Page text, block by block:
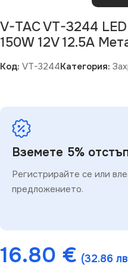
V-TAC VT-3244
150W 12V 12.5A
Код: VT-3244Категория:
Вземете 5%
Регистрирайте се или
предложението.
16.80 € (32.86